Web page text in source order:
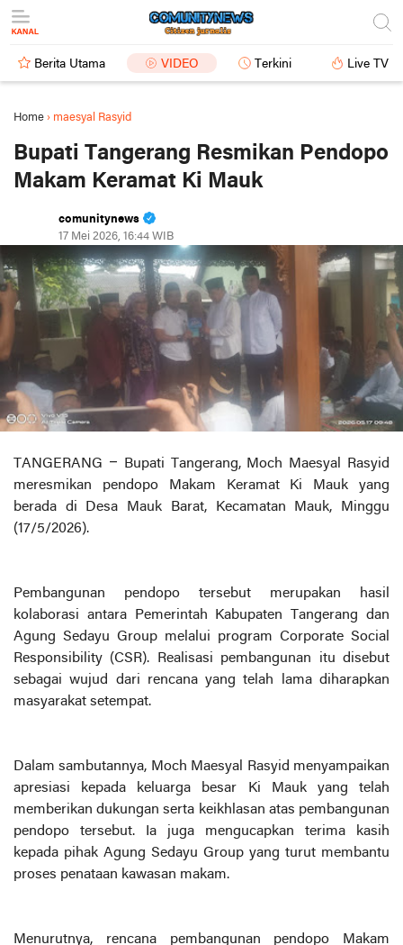
Berita Utama VIDEO Terkini Live TV
Home › maesyal Rasyid
Bupati Tangerang Resmikan Pendopo
Makam Keramat Ki Mauk
comunitynews
17 Mei 2026, 16:44 WIB
TANGERANG – Bupati Tangerang, Moch Maesyal Rasyid
meresmikan pendopo Makam Keramat Ki Mauk yang
berada di Desa Mauk Barat, Kecamatan Mauk, Minggu
(17/5/2026).
Pembangunan pendopo tersebut merupakan hasil
kolaborasi antara Pemerintah Kabupaten Tangerang dan
Agung Sedayu Group melalui program Corporate Social
Responsibility (CSR). Realisasi pembangunan itu disebut
sebagai wujud dari rencana yang telah lama diharapkan
masyarakat setempat.
Dalam sambutannya, Moch Maesyal Rasyid menyampaikan
apresiasi kepada keluarga besar Ki Mauk yang telah
memberikan dukungan serta keikhlasan atas pembangunan
pendopo tersebut. Ia juga mengucapkan terima kasih
kepada pihak Agung Sedayu Group yang turut membantu
proses penataan kawasan makam.
Menurutnya, rencana pembangunan pendopo Makam